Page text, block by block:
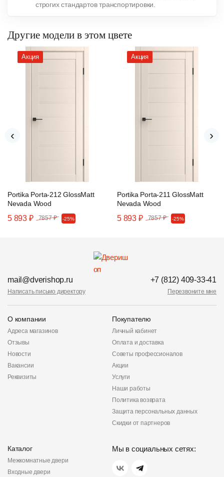
строгих стандартов транспортировки.
Другие модели в этом цвете
Акция
Portika Porta-212 GlossMatt
Nevada Wood
5 893 ₽ 7857 ₽ -25%
Акция
Portika Porta-211 GlossMatt
Nevada Wood
5 893 ₽ 7857 ₽ -25%
‹ ›
mail@dverishop.ru
Написать письмо директору
+7 (812) 409-33-41
Перезвоните мне
О компании
Адреса магазинов
Отзывы
Новости
Вакансии
Реквизиты
Покупателю
Личный кабинет
Оплата и доставка
Советы профессионалов
Акции
Услуги
Наши работы
Политика возврата
Защита персональных данных
Скидки от партнеров
Каталог
Межкомнатные двери
Входные двери
Мы в социальных сетях: